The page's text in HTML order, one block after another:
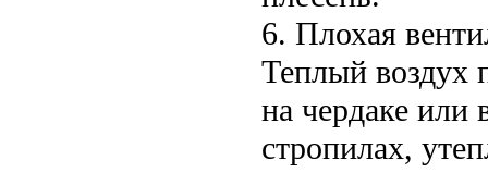
6. Плохая
Теплый воздух
на чердаке или
стропилах,